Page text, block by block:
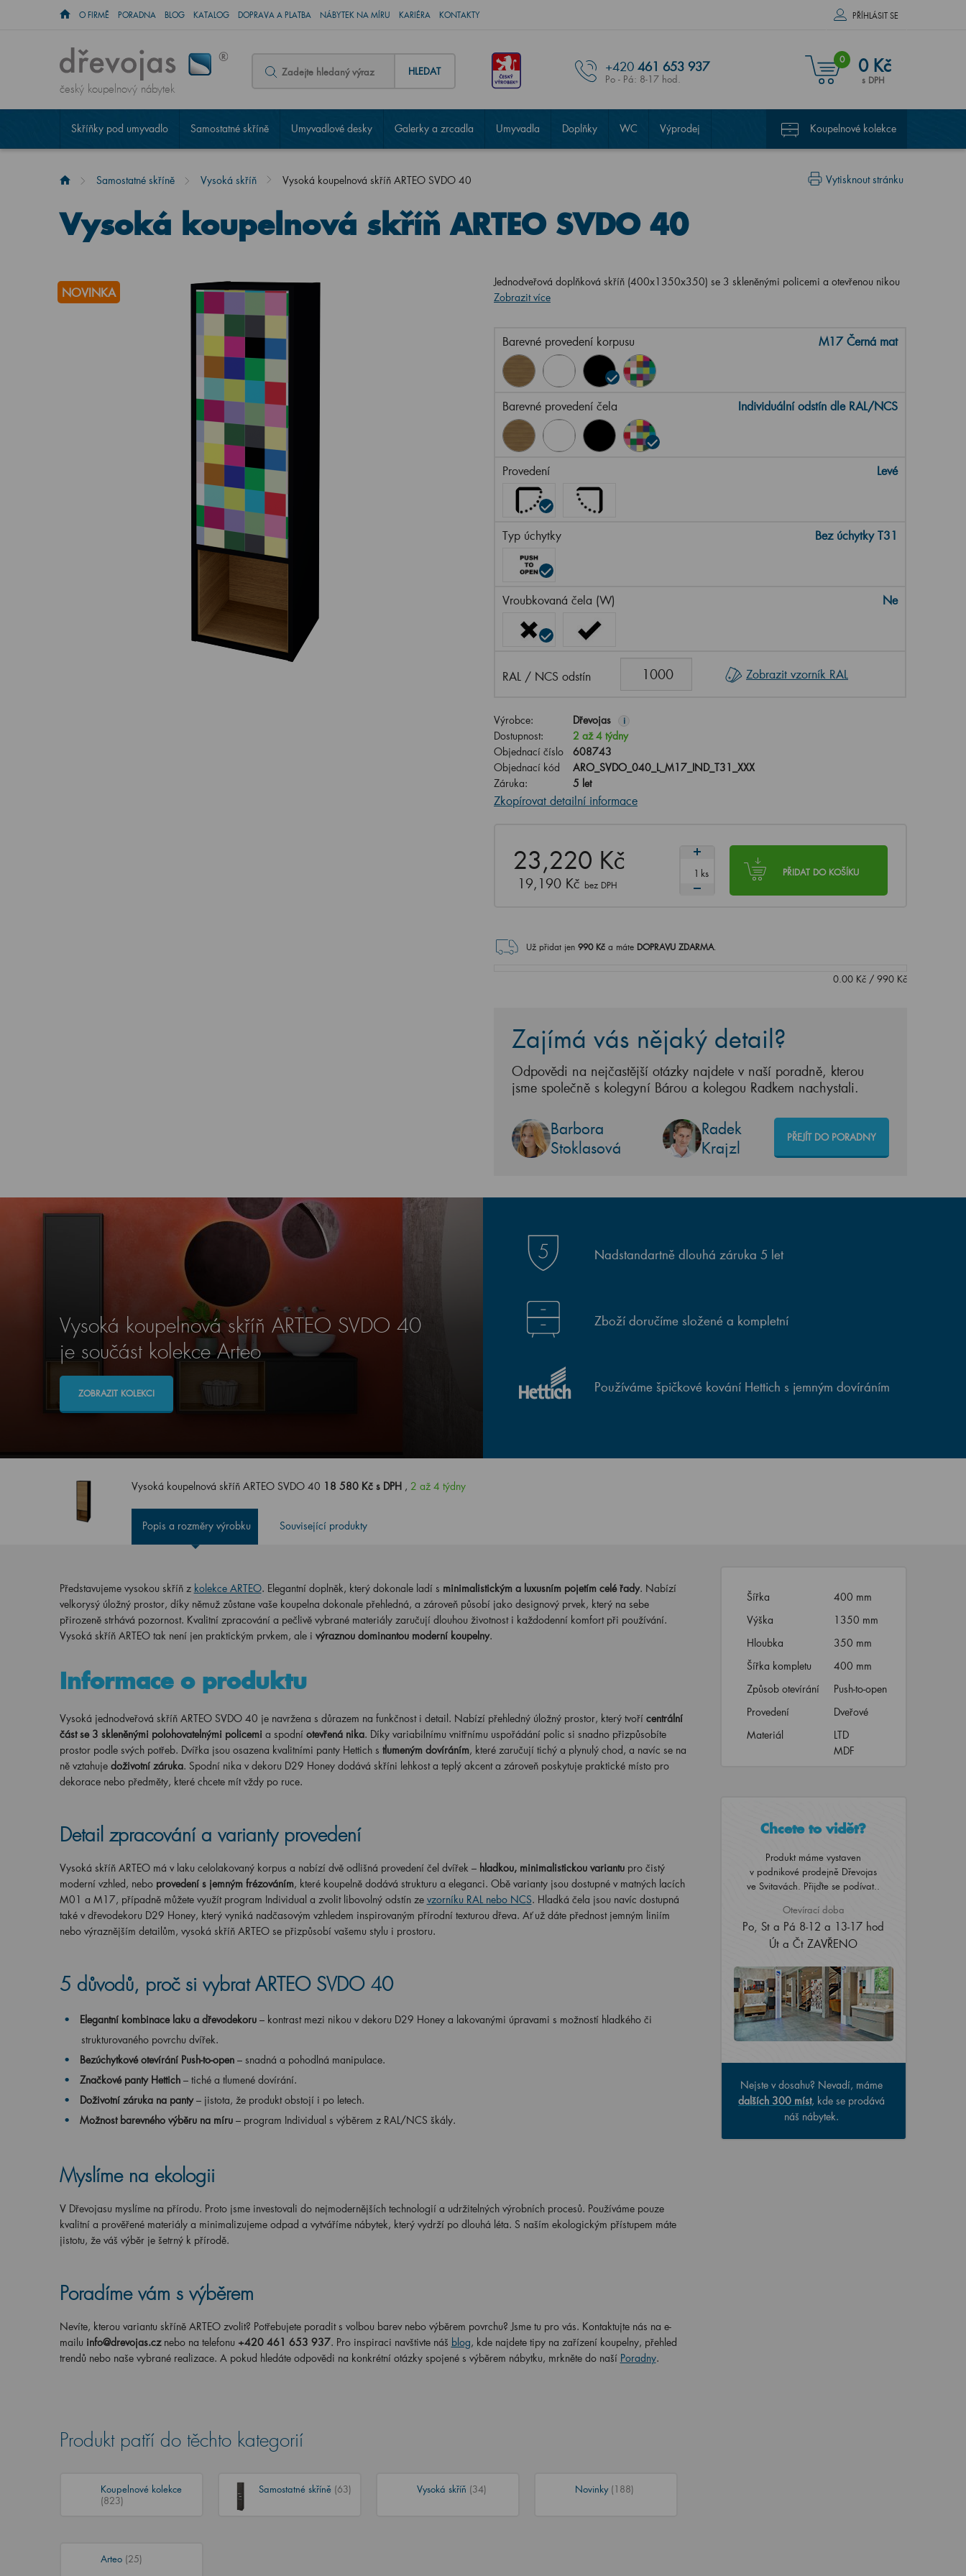
O FIRMĚ PORADNA BLOG KATALOG DOPRAVA A PLATBA NÁBYTEK NA MÍRU KARIÉRA KONTAKTY PŘÍHLÁSIT SE
český koupelnový nábytek
HLEDAT +420 461 653 937
Po - Pá: 8-17 hod.
0 0 Kč
s DPH
Skříňky pod umyvadlo Samostatné skříně Umyvadlové desky Galerky a zrcadla Umyvadla Doplňky WC Výprodej Koupelnové kolekce
Vytisknout stránku
Samostatné skříně Vysoká skříň Vysoká koupelnová skříň ARTEO SVDO 40
Vysoká koupelnová skříň ARTEO SVDO 40
NOVINKA
Jednodveřová doplňková skříň (400x1350x350) se 3 skleněnými policemi a otevřenou nikou
Zobrazit více
Barevné provedení korpusu M17 Černá mat
Barevné provedení čela Individuální odstín dle RAL/NCS
Provedení Levé
Typ úchytky Bez úchytky T31
Vroubkovaná čela (W) Ne
RAL / NCS odstín Zobrazit vzorník RAL
Výrobce: Dřevojas i
Dostupnost:
2 až 4 týdny
Objednací číslo
608743
Objednací kód
ARO_SVDO_040_L_M17_IND_T31_XXX
Záruka:
5 let
Zkopírovat detailní informace
23,220 Kč
19,190 Kč bez DPH
PŘIDAT DO KOŠÍKU
ks
Už přidat jen 990Kč a máte DOPRAVU ZDARMA.
0.00Kč/ 990Kč
Zajímá vás nějaký detail?
Odpovědi na nejčastější otázky najdete v naší poradně, kterou
jsme společně s kolegyní Bárou a kolegou Radkem nachystali.
Barbora
Stoklasová
Radek
Krajzl
PŘEJÍT DO PORADNY
Vysoká koupelnová skříň ARTEO SVDO 40
je součást kolekce Arteo
ZOBRAZIT KOLEKCI
Nadstandartně dlouhá záruka 5 let
Zboží doručíme složené a kompletní
Používáme špičkové kování Hettich s jemným dovíráním
Vysoká koupelnová skříň ARTEO SVDO 40 18 580 Kč s DPH , 2 až 4 týdny
Popis a rozměry výrobku Související produkty
Představujeme vysokou skříň z kolekce ARTEO. Elegantní doplněk, který dokonale ladí s minimalistickým a luxusním pojetím celé řady. Nabízí
velkorysý úložný prostor, díky němuž zůstane vaše koupelna dokonale přehledná, a zároveň působí jako designový prvek, který na sebe
přirozeně strhává pozornost. Kvalitní zpracování a pečlivě vybrané materiály zaručují dlouhou životnost i každodenní komfort při používání.
Vysoká skříň ARTEO tak není jen praktickým prvkem, ale i výraznou dominantou moderní koupelny.
Informace o produktu
Vysoká jednodveřová skříň ARTEO SVDO 40 je navržena s důrazem na funkčnost i detail. Nabízí přehledný úložný prostor, který tvoří centrální
část se 3 skleněnými polohovatelnými policemi a spodní otevřená nika. Díky variabilnímu vnitřnímu uspořádání polic si snadno přizpůsobíte
prostor podle svých potřeb. Dvířka jsou osazena kvalitními panty Hettich s tlumeným dovíráním, které zaručují tichý a plynulý chod, a navíc se na
ně vztahuje doživotní záruka. Spodní nika v dekoru D29 Honey dodává skříni lehkost a teplý akcent a zároveň poskytuje praktické místo pro
dekorace nebo předměty, které chcete mít vždy po ruce.
Detail zpracování a varianty provedení
Vysoká skříň ARTEO má v laku celolakovaný korpus a nabízí dvě odlišná provedení čel dvířek – hladkou, minimalistickou variantupro čistý
moderní vzhled, nebo provedení s jemným frézováním, které koupelně dodává strukturu a eleganci. Obě varianty jsou dostupné v matných lacích
M01 a M17, případně můžete využít program Individual a zvolit libovolný odstín ze vzorníku RAL nebo NCS. Hladká čela jsou navíc dostupná
také v dřevodekoru D29 Honey, který vyniká nadčasovým vzhledem inspirovaným přírodní texturou dřeva. Ať už dáte přednost jemným liniím
nebo výraznějším detailům, vysoká skříň ARTEO se přizpůsobí vašemu stylu i prostoru.
5 důvodů, proč si vybrat ARTEO SVDO 40
Elegantní kombinace laku a dřevodekoru– kontrast mezi nikou v dekoru D29 Honey a lakovanými úpravami s možností hladkého či
strukturovaného povrchu dvířek.
Bezúchytkové otevírání Push-to-open– snadná a pohodlná manipulace.
Značkové panty Hettich– tiché a tlumené dovírání.
Doživotní záruka na panty– jistota, že produkt obstojí i po letech.
Možnost barevného výběru na míru– program Individual s výběrem z RAL/NCS škály.
Myslíme na ekologii
V Dřevojasu myslíme na přírodu. Proto jsme investovali do nejmodernějších technologií a udržitelných výrobních procesů. Používáme pouze
kvalitní a prověřené materiály a minimalizujeme odpad a vytváříme nábytek, který vydrží po dlouhá léta. S naším ekologickým přístupem máte
jistotu, že váš výběr je šetrný k přírodě.
Poradíme vám s výběrem
Nevíte, kterou variantu skříně ARTEO zvolit? Potřebujete poradit s volbou barev nebo výběrem povrchu? Jsme tu pro vás. Kontaktujte nás na e-
mailu info@drevojas.cznebo na telefonu +420 461 653 937. Pro inspiraci navštivte náš blog, kde najdete tipy na zařízení koupelny, přehled
trendů nebo naše vybrané realizace. A pokud hledáte odpovědi na konkrétní otázky spojené s výběrem nábytku, mrkněte do naší Poradny.
Produkt patří do těchto kategorií
Koupelnové kolekce
(823)
Samostatné skříně (63) Vysoká skříň (34) Novinky (188)
Arteo (25)
Šířka
400 mm
Výška
1350 mm
Hloubka
350 mm
Šířka kompletu
400 mm
Způsob otevírání
Push-to-open
Provedení
Dveřové
Materiál
LTD
MDF
Chcete to vidět?
Produkt máme vystaven
v podnikové prodejně Dřevojas
ve Svitavách. Přijďte se podívat..
Otevírací doba
Po, St a Pá 8-12 a 13-17 hod
Út a Čt ZAVŘENO
Nejste v dosahu? Nevadí, máme
dalších 300 míst, kde se prodává
náš nábytek.